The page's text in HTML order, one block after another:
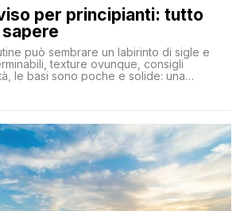
per principianti: tutto
può sembrare un labirinto di sigle e
texture ovunque, consigli
le basi sono poche e solide: una
non impoverisce, un’idratazione